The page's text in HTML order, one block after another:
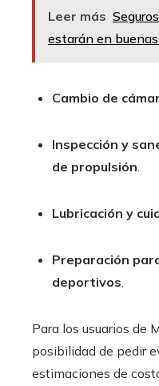
Leer más
estarán en
Cambio de
Inspección y
de propulsión.
Lubricación y
Preparación
deportivos.
Para los usuarios de
posibilidad de pedir
estimaciones de